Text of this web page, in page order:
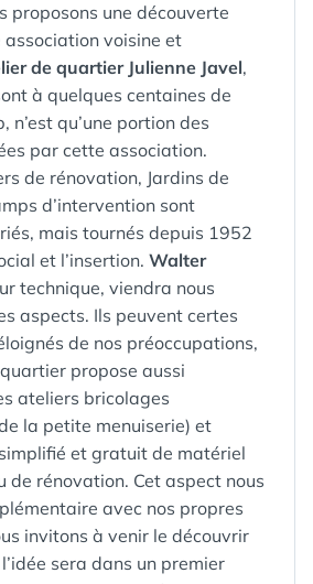
proposons une découverte
association voisine et
de quartier Julienne Javel,
à quelques centaines de
n’est qu’une portion des
par cette association.
de rénovation, Jardins de
d’intervention sont
mais tournés depuis 1952
et l’insertion. Walter
technique, viendra nous
aspects. Ils peuvent certes
de nos préoccupations,
propose aussi
ateliers bricolages
la petite menuiserie) et
et gratuit de matériel
de rénovation. Cet aspect nous
avec nos propres
invitons à venir le découvrir
sera dans un premier